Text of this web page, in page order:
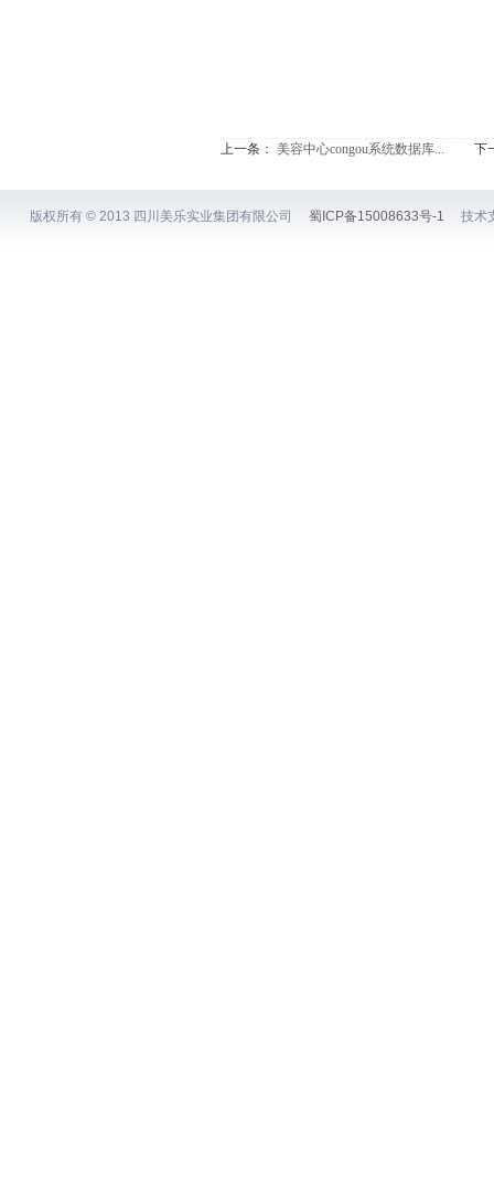
上一条： 美容中心congou系统数据库... 下
版权所有 © 2013 四川美乐实业集团有限公司 蜀ICP备15008633号-1 技术